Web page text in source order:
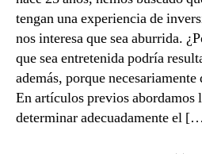
tengan una experiencia de
nos interesa que sea aburrida.
que sea entretenida podría
además, porque
En artículos previos abordamos
determinar adecuadamente el